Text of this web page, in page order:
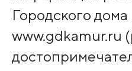
Городского дома
www.gdkamur.ru